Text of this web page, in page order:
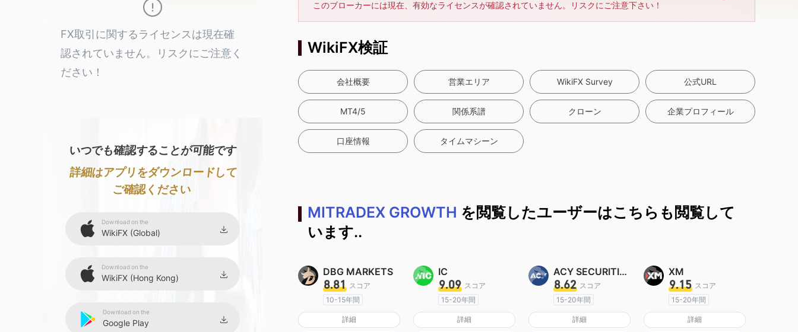
5
6
8
9
FX取引に関するライセンスは現在確
認されていません。リスクにご注意く
ださい！
いつでも確認することが可能です
詳細はアプリをダウンロードして
ご確認ください
Download on the
WikiFX (Global)
Download on the
WikiFX (Hong Kong)
Download on the
Google Play
このブローカーには現在、有効なライセンスが確認されていません。リスクにご注意下さい！
WikiFX検証
会社概要 営業エリア WikiFX Survey 公式URL
MT4/5 関係系譜 クローン 企業プロフィール
口座情報 タイムマシーン
MITRADEX GROWTH を閲覧したユーザーはこちらも閲覧して
います..
DBG MARKETS
8.81 スコア
10-15年間
オーストラリア規制
マーケットメイキングライセンス（MM）
詳細
IC
9.09 スコア
15-20年間
オーストラリア規制
マーケットメイキングライセンス（MM）
詳細
ACY SECURITIES
8.62 スコア
15-20年間
オーストラリア規制
マーケットメイキングライセンス（MM）
詳細
XM
9.15 スコア
15-20年間
オーストラリア規制
マーケットメイキングライセンス（MM）
詳細